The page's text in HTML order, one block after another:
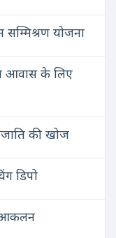
योजना
आवास के लिए
की खोज
डिपो
आकलन